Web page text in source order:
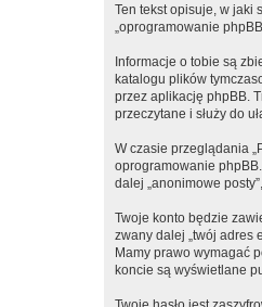
Ten tekst opisuje, w jaki
„oprogramowanie
Informacje o tobie są
katalogu plików
przez aplikację phpBB.
przeczytane i służy do
W czasie przeglądania
oprogramowanie
dalej „anonimowe
Twoje konto będzie
zwany dalej „twój adres
Mamy prawo wymagać
koncie są wyświetlane